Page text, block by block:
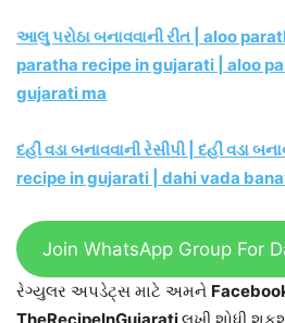
આલુ પરોઠા બનાવવાની રીત | aloo
paratha recipe in gujarati | aloo
gujarati ma
દહીં વડા બનાવવાની રેસીપી | દહીં વડા
recipe in gujarati | dahi vada
Join WhatsApp Group For
રેગ્યુલર અપડેટ્સ માટે અમને